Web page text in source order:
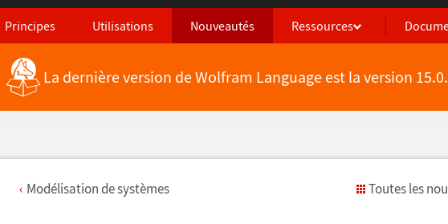
Principes Utilisations Nouveautés Ressources
La dernière version de Wolfram Language est la version 15.0.
Modélisation de systèmes Toutes les